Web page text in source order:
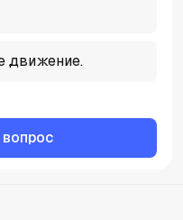
движение.